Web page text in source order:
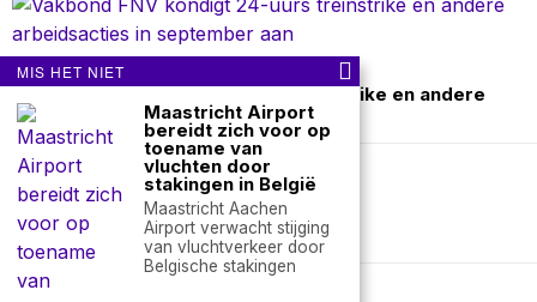
juli 17 08:10
Vakbond FNV kondigt 24-uurs treinstrike en andere
arbeidsacties in september aan
Over ons Contact
nieuwsimpuls.online
MIS HET NIET
Maastricht Airport
bereidt zich voor op
toename van
vluchten door
stakingen in België
Maastricht Aachen
Airport verwacht stijging
van vluchtverkeer door
Belgische stakingen